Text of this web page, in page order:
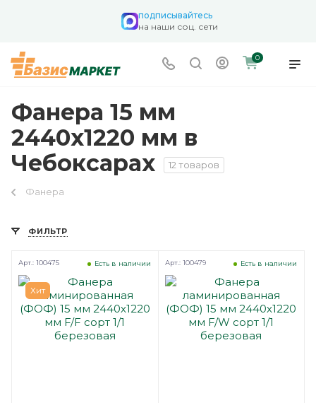
подписывайтесь
на наши соц. сети
0
Фанера 15 мм
2440х1220 мм в
Чебоксарах
12 товаров
Фанера
ФИЛЬТР
Хит
Есть в наличии
Арт.: 100475 Есть в наличии
Арт.: 100479